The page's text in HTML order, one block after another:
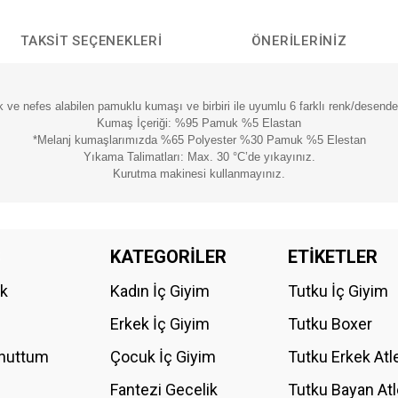
TAKSIT SEÇENEKLERI ÖNERILERINIZ
ve nefes alabilen pamuklu kumaşı ve birbiri ile uyumlu 6 farklı renk/
Kumaş İçeriği: %95 Pamuk %5 Elastan
*Melanj kumaşlarımızda %65 Polyester %30 Pamuk %5 Elestan
Yıkama Talimatları: Max. 30 °C’de yıkayınız.
Kurutma makinesi kullanmayınız.
Bu ürüne ilk yorumu siz yapın!
KATEGORİLER
Kadın İç Giyim
Erkek İç Giyim
Çocuk İç Giyim
Fantezi Gecelik
ETİKETLER
Tutku İç Giyim
Tutku Boxer
Tutku Erkek
Tutku Bayan